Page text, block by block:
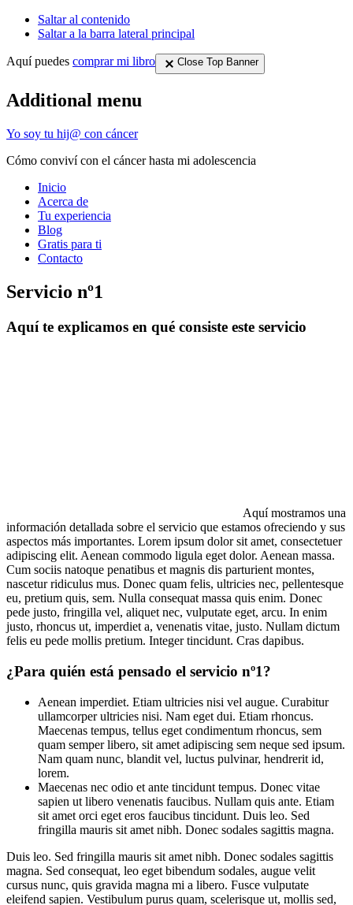
Saltar al contenido
Saltar a la barra lateral principal
Aquí puedes comprar mi libro Close Top Banner
Additional menu
Yo soy tu hij@ con cáncer
Cómo conviví con el cáncer hasta mi adolescencia
Inicio
Acerca de
Tu experiencia
Blog
Gratis para ti
Contacto
Servicio nº1
Aquí te explicamos en qué consiste este servicio
Aquí mostramos una
información detallada sobre el servicio que estamos ofreciendo y sus
aspectos más importantes. Lorem ipsum dolor sit amet, consectetuer
adipiscing elit. Aenean commodo ligula eget dolor. Aenean massa.
Cum sociis natoque penatibus et magnis dis parturient montes,
nascetur ridiculus mus. Donec quam felis, ultricies nec, pellentesque
eu, pretium quis, sem. Nulla consequat massa quis enim. Donec
pede justo, fringilla vel, aliquet nec, vulputate eget, arcu. In enim
justo, rhoncus ut, imperdiet a, venenatis vitae, justo. Nullam dictum
felis eu pede mollis pretium. Integer tincidunt. Cras dapibus.
¿Para quién está pensado el servicio nº1?
Aenean imperdiet. Etiam ultricies nisi vel augue. Curabitur
ullamcorper ultricies nisi. Nam eget dui. Etiam rhoncus.
Maecenas tempus, tellus eget condimentum rhoncus, sem
quam semper libero, sit amet adipiscing sem neque sed ipsum.
Nam quam nunc, blandit vel, luctus pulvinar, hendrerit id,
lorem.
Maecenas nec odio et ante tincidunt tempus. Donec vitae
sapien ut libero venenatis faucibus. Nullam quis ante. Etiam
sit amet orci eget eros faucibus tincidunt. Duis leo. Sed
fringilla mauris sit amet nibh. Donec sodales sagittis magna.
Duis leo. Sed fringilla mauris sit amet nibh. Donec sodales sagittis
magna. Sed consequat, leo eget bibendum sodales, augue velit
cursus nunc, quis gravida magna mi a libero. Fusce vulputate
eleifend sapien. Vestibulum purus quam, scelerisque ut, mollis sed,